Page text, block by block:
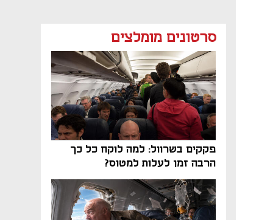
סרטונים מומלצים
פקקים בשרוול: למה לוקח כל כך
הרבה זמן לעלות למטוס?